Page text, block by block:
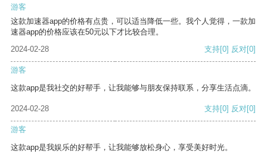
游客
这款加速器app的价格有点贵，可以适当降低一些。我个人觉得，一款加
速器app的价格应该在50元以下才比较合理。
2024-02-28
支持[0] 反对[0]
游客
这款app是我社交的好帮手，让我能够与朋友保持联系，分享生活点滴。
2024-02-28 支持[0] 反对[0]
游客
这款app是我娱乐的好帮手，让我能够放松身心，享受美好时光。